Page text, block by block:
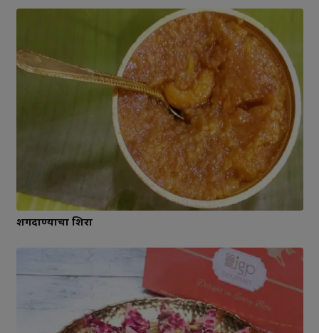
शेंगदाण्याचा शिरा